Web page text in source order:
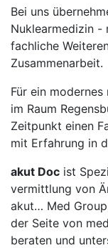
Bei uns
Nuklearmedizin -
fachliche
Zusammenarbeit.
Für ein
im Raum
Zeitpunkt einen
mit Erfahrung in
akut Doc ist
vermittlung von
akut… Med
der Seite von
beraten und